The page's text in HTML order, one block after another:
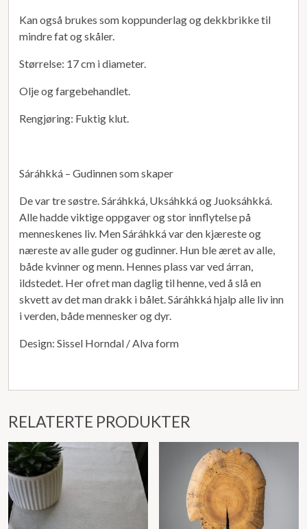
Kan også brukes som koppunderlag og dekkbrikke til
mindre fat og skåler.
Størrelse: 17 cm i diameter.
Olje og fargebehandlet.
Rengjøring: Fuktig klut.
Sáráhkká – Gudinnen som skaper
De var tre søstre. Sáráhkká, Uksáhkká og Juoksáhkká.
Alle hadde viktige oppgaver og stor innflytelse på
menneskenes liv. Men Sáráhkká var den kjæreste og
næreste av alle guder og gudinner. Hun ble æret av alle,
både kvinner og menn. Hennes plass var ved árran,
ildstedet. Her ofret man daglig til henne, ved å slå en
skvett av det man drakk i bålet. Sáráhkká hjalp alle liv inn
i verden, både mennesker og dyr.
Design: Sissel Horndal / Alva form
RELATERTE PRODUKTER